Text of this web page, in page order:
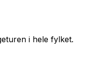
i hele fylket.